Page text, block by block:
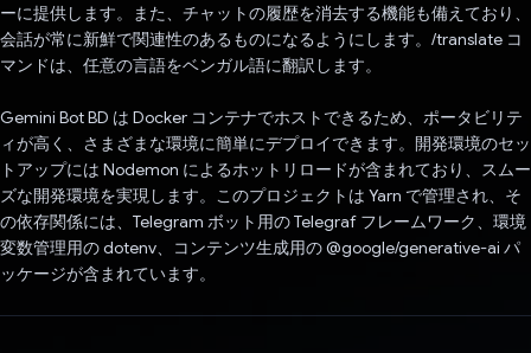
ーに提供します。また、チャットの履歴を消去する機能も備えており、
会話が常に新鮮で関連性のあるものになるようにします。/translate コ
マンドは、任意の言語をベンガル語に翻訳します。
Gemini Bot BD は Docker コンテナでホストできるため、ポータビリテ
ィが高く、さまざまな環境に簡単にデプロイできます。開発環境のセッ
トアップには Nodemon によるホットリロードが含まれており、スムー
ズな開発環境を実現します。このプロジェクトは Yarn で管理され、そ
の依存関係には、Telegram ボット用の Telegraf フレームワーク、環境
変数管理用の dotenv、コンテンツ生成用の @google/generative-ai パ
ッケージが含まれています。